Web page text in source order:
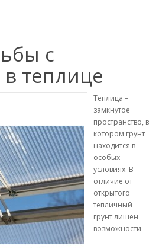
с
теплице
Теплица –
замкнутое
пространство, в
котором грунт
находится в
особых
условиях. В
отличие от
открытого
тепличный
грунт лишен
возможности